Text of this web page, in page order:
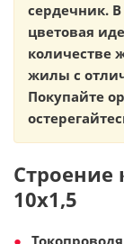
сердечник. В
цветовая
количестве
жилы с
Покупайте
Строение
10х1,5